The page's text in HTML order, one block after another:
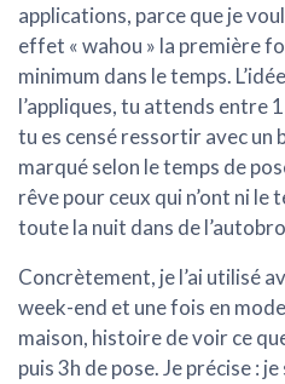
applications, parce que je
effet « wahou » la première
minimum dans le temps.
l’appliques, tu attends entre
tu es censé ressortir avec un
marqué selon le temps de
rêve pour ceux qui n’ont ni le
toute la nuit dans de
Concrètement, je l’ai utilisé
week-end et une fois en
maison, histoire de voir ce
puis 3h de pose. Je précise :